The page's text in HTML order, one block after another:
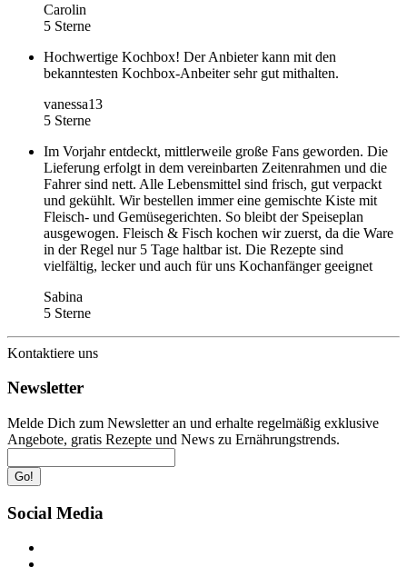
Carolin
5 Sterne
Hochwertige Kochbox! Der Anbieter kann mit den
bekanntesten Kochbox-Anbeiter sehr gut mithalten.
vanessa13
5 Sterne
Im Vorjahr entdeckt, mittlerweile große Fans geworden. Die
Lieferung erfolgt in dem vereinbarten Zeitenrahmen und die
Fahrer sind nett. Alle Lebensmittel sind frisch, gut verpackt
und gekühlt. Wir bestellen immer eine gemischte Kiste mit
Fleisch- und Gemüsegerichten. So bleibt der Speiseplan
ausgewogen. Fleisch & Fisch kochen wir zuerst, da die Ware
in der Regel nur 5 Tage haltbar ist. Die Rezepte sind
vielfältig, lecker und auch für uns Kochanfänger geeignet
Sabina
5 Sterne
Kontaktiere uns
Newsletter
Melde Dich zum Newsletter an und erhalte regelmäßig exklusive
Angebote, gratis Rezepte und News zu Ernährungstrends.
Go!
Social Media